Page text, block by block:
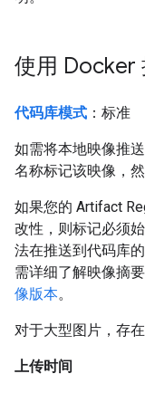
使用 Docker
代码库模式 ：标准
如需将本地映像推
名称标记该映像，
如果您的 Artifact
改性，则标记必须
法在推送到代码库
需详细了解映像摘
像版本。
对于大型图片，存
上传时间